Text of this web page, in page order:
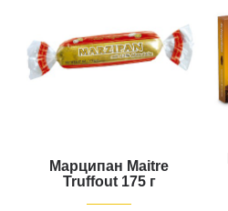
Марципан Maitre
Truffout 175 г